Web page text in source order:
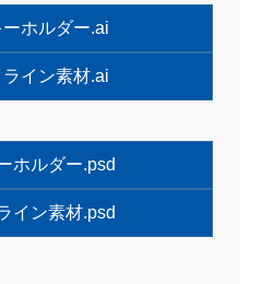
ホルダー.ai
イン素材.ai
ホルダー.psd
イン素材.psd